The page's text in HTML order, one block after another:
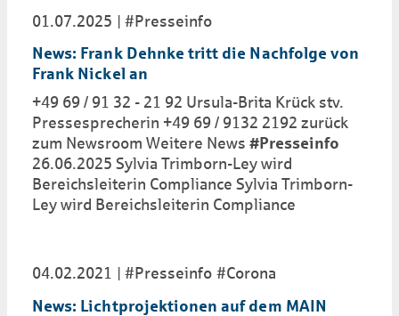
01.07.2025
#Presseinfo
News: Frank Dehnke tritt die Nachfolge von
Frank Nickel an
+49 69 / 91 32 - 21 92 Ursula-Brita Krück stv.
Pressesprecherin +49 69 / 9132 2192 zurück
zum Newsroom Weitere News #Presseinfo
26.06.2025 Sylvia Trimborn-Ley wird
Bereichsleiterin Compliance Sylvia Trimborn-
Ley wird Bereichsleiterin Compliance
04.02.2021 #Presseinfo #Corona
News: Lichtprojektionen auf dem MAIN